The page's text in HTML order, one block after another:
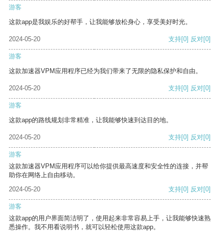
游客
这款app是我娱乐的好帮手，让我能够放松身心，享受美好时光。
2024-05-20 支持[0] 反对[0]
游客
这款加速器VPM应用程序已经为我们带来了无限的隐私保护和自由。
2024-05-20 支持[0] 反对[0]
游客
这款app的路线规划非常精准，让我能够快速到达目的地。
2024-05-20 支持[0] 反对[0]
游客
这款加速器VPM应用程序可以给你提供最高速度和安全性的连接，并帮
助你在网络上自由移动。
2024-05-20
支持[0] 反对[0]
游客
这款app的用户界面简洁明了，使用起来非常容易上手，让我能够快速熟
悉操作。我不用看说明书，就可以轻松使用这款app。